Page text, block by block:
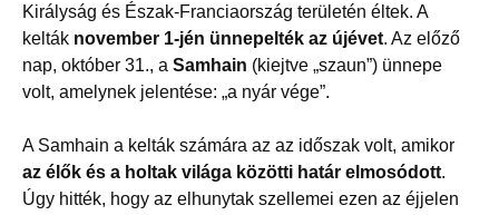
Királyság és Észak-Franciaország területén éltek. A
kelták november 1-jén ünnepelték az újévet. Az előző
nap, október 31., a Samhain (kiejtve „szaun”) ünnepe
volt, amelynek jelentése: „a nyár vége”.
A Samhain a kelták számára az az időszak volt, amikor
az élők és a holtak világa közötti határ elmosódott.
Úgy hitték, hogy az elhunytak szellemei ezen az éjjelen